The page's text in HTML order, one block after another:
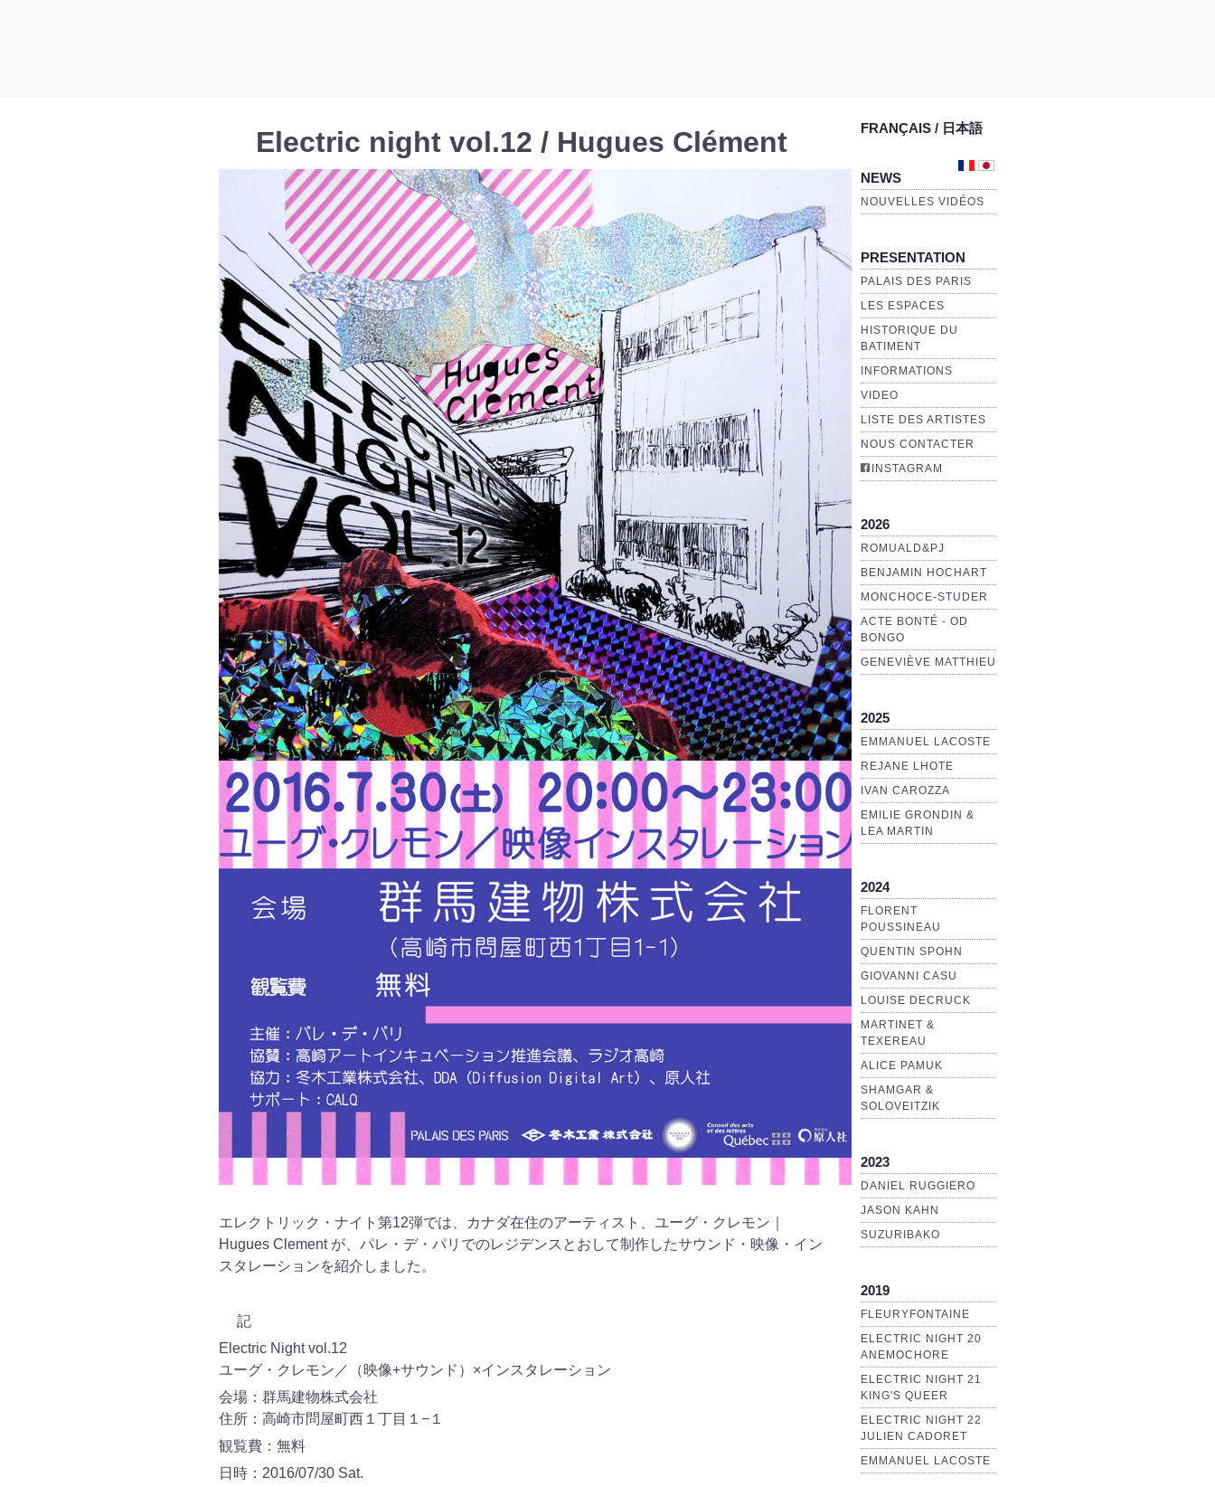
Electric night vol.12 / Hugues Clément
エレクトリック・ナイト 第12弾では、カナダ在住のアーティスト、ユーグ・クレモン｜
Hugues Clement が、パレ・デ・パリでのレジデンスとおして制作したサウンド・映像・イン
スタレーションを紹介しました。
記
Electric Night vol.12
ユーグ・クレモン／（映像+サウンド）×インスタレーション
会場：群馬建物株式会社
住所：高崎市問屋町西１丁目１−１
観覧費：無料
日時：2016/07/30 Sat.
FRANÇAIS / 日本語
NEWS
NOUVELLES VIDÉOS
PRESENTATION
PALAIS DES PARIS
LES ESPACES
HISTORIQUE DU
BATIMENT
INFORMATIONS
VIDEO
LISTE DES ARTISTES
NOUS CONTACTER
INSTAGRAM
2026
ROMUALD&PJ
BENJAMIN HOCHART
MONCHOCE-STUDER
ACTE BONTÉ - OD
BONGO
GENEVIÈVE MATTHIEU
2025
EMMANUEL LACOSTE
REJANE LHOTE
IVAN CAROZZA
EMILIE GRONDIN &
LEA MARTIN
2024
FLORENT
POUSSINEAU
QUENTIN SPOHN
GIOVANNI CASU
LOUISE DECRUCK
MARTINET &
TEXEREAU
ALICE PAMUK
SHAMGAR &
SOLOVEITZIK
2023
DANIEL RUGGIERO
JASON KAHN
SUZURIBAKO
2019
FLEURYFONTAINE
ELECTRIC NIGHT 20
ANEMOCHORE
ELECTRIC NIGHT 21
KING'S QUEER
ELECTRIC NIGHT 22
JULIEN CADORET
EMMANUEL LACOSTE